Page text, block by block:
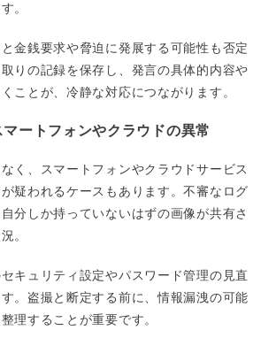
。
金銭要求や脅迫に発展する可能性も否定
りの記録を保存し、発言の具体的内容や
ことが、冷静な対応につながります。
ートフォンやクラウドの異常
く、スマートフォンやクラウドサービス
疑われるケースもあります。不審なログ
分しか持っていないはずの画像が共有さ
。
キュリティ設定やパスワード管理の見直
。盗撮と断定する前に、情報漏洩の可能
理することが重要です。